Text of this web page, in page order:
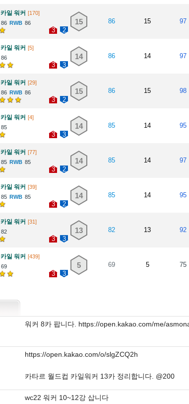
카일 워커 [170]
86
86
3 2
15 86 15 97
카일 워커 [5]
86
3 3
14 86 14 97
카일 워커 [29]
86
86
3 2
15 86 15 98
카일 워커 [4]
85
3 3
14 85 14 95
카일 워커 [77]
85
85
3 2
14 85 14 97
카일 워커 [39]
85
85
3 2
14 85 14 95
카일 워커 [31]
82
3 3
13 82 13 92
카일 워커 [439]
69
3 3
5 69 5 75
워커 8카 팝니다. https://open.kakao.com/me/
https://open.kakao.com/o/slgZCQ2h
카타르 월드컵 카일워커 13카 정리합니다. @200
wc22 워커 10~12강 삽니다